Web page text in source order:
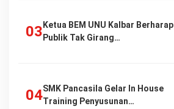
Ketua BEM UNU Kalbar Berharap
Publik Tak Girang…
SMK Pancasila Gelar In House
Training Penyusunan…